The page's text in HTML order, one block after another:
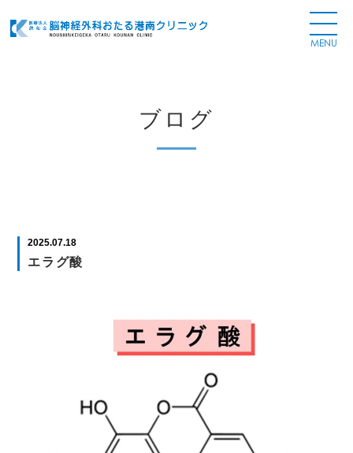
ブログ
2025.07.18
エラグ酸